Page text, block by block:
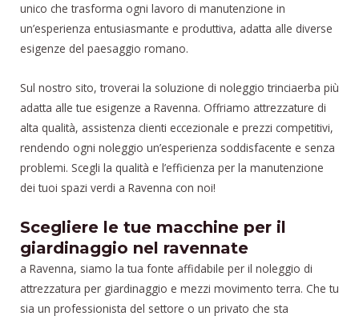
unico che trasforma ogni lavoro di manutenzione in
un’esperienza entusiasmante e produttiva, adatta alle diverse
esigenze del paesaggio romano.
Sul nostro sito, troverai la soluzione di noleggio trinciaerba più
adatta alle tue esigenze a Ravenna. Offriamo attrezzature di
alta qualità, assistenza clienti eccezionale e prezzi competitivi,
rendendo ogni noleggio un’esperienza soddisfacente e senza
problemi. Scegli la qualità e l’efficienza per la manutenzione
dei tuoi spazi verdi a Ravenna con noi!
Scegliere le tue macchine per il
giardinaggio nel ravennate
a Ravenna, siamo la tua fonte affidabile per il noleggio di
attrezzatura per giardinaggio e mezzi movimento terra. Che tu
sia un professionista del settore o un privato che sta